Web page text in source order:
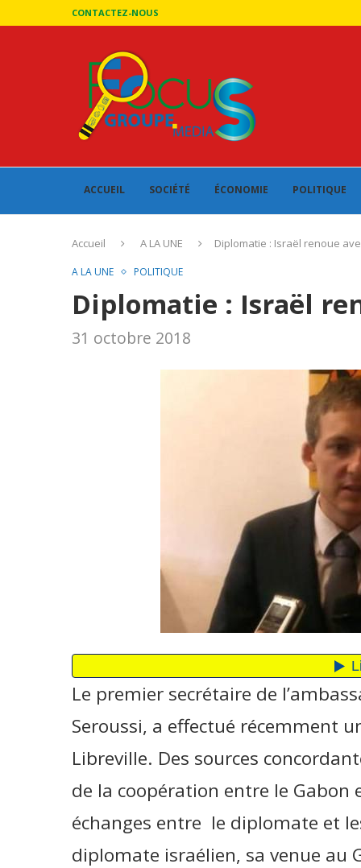
CONTACTEZ-NOUS
ACCUEIL SOCIÉTÉ ÉCONOMIE POLITIQUE
Accueil A LA UNE Diplomatie : Israël renoue
A LA UNE POLITIQUE
Diplomatie : Israël
31 octobre 2018
Le premier secrétaire de
Seroussi, a effectué récemment
Libreville. Des sources
de la coopération entre le Gabon
échanges entre le diplomate et
diplomate israélien, sa venue au